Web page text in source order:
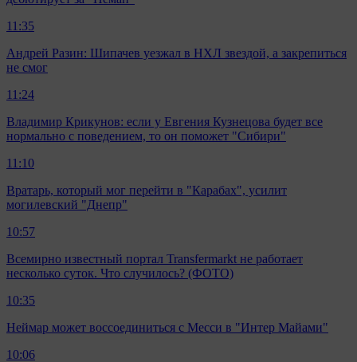
11:35
Андрей Разин: Шипачев уезжал в НХЛ звездой, а закрепиться
не смог
11:24
Владимир Крикунов: если у Евгения Кузнецова будет все
нормально с поведением, то он поможет "Сибири"
11:10
Вратарь, который мог перейти в "Карабах", усилит
могилевский "Днепр"
10:57
Всемирно известный портал Transfermarkt не работает
несколько суток. Что случилось? (ФОТО)
10:35
Неймар может воссоединиться с Месси в "Интер Майами"
10:06